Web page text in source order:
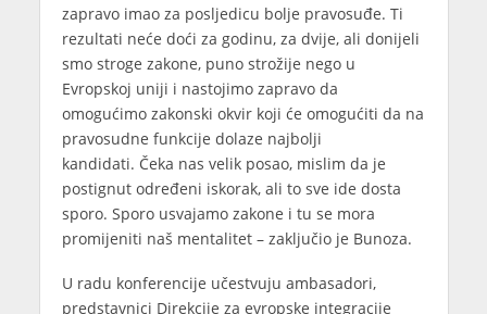
zapravo imao za posljedicu bolje pravosuđe. Ti
rezultati neće doći za godinu, za dvije, ali donijeli
smo stroge zakone, puno strožije nego u
Evropskoj uniji i nastojimo zapravo da
omogućimo zakonski okvir koji će omogućiti da na
pravosudne funkcije dolaze najbolji
kandidati. Čeka nas velik posao, mislim da je
postignut određeni iskorak, ali to sve ide dosta
sporo. Sporo usvajamo zakone i tu se mora
promijeniti naš mentalitet – zaključio je Bunoza.
U radu konferencije učestvuju ambasadori,
predstavnici Direkcije za evropske integracije